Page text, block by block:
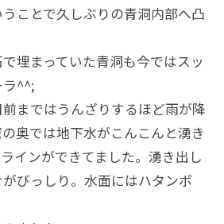
ことで久しぶりの青洞内部へ凸
埋まっていた青洞も今ではスッ
ラ^^;
まではうんざりするほど雨が降
奥では地下水がこんこんと湧き
インができてました。湧き出し
びっしり。水面にはハタンポ